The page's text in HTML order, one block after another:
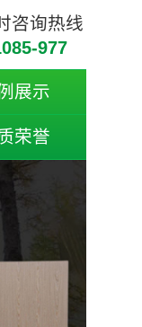
咨询热线
977
展示
荣誉